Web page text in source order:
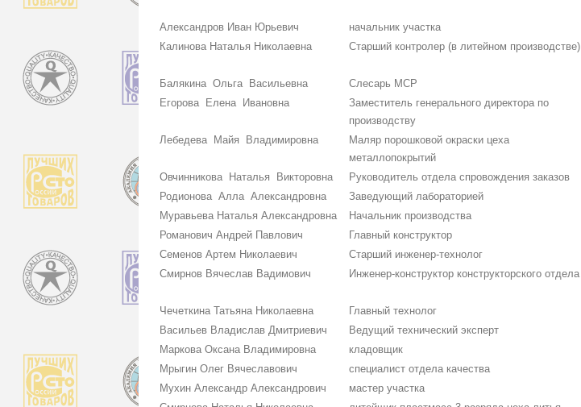
Александров Иван Юрьевич
начальник участка
Калинова Наталья Николаевна
Старший контролер (в литейном производстве)
Балякина Ольга Васильевна Слесарь МСР
Егорова Елена Ивановна
Заместитель генерального директора по
производству
Лебедева Майя Владимировна
Маляр порошковой окраски цеха
металлопокрытий
Овчинникова Наталья Викторовна Руководитель отдела спровождения заказов
Родионова Алла Александровна
Заведующий лабораторией
Муравьева Наталья Александровна
Начальник производства
Романович Андрей Павлович
Главный конструктор
Семенов Артем Николаевич
Старший инженер-технолог
Смирнов Вячеслав Вадимович
Инженер-конструктор конструкторского отдела
Чечеткина Татьяна Николаевна Главный технолог
Васильев Владислав Дмитриевич
Ведущий технический эксперт
Маркова Оксана Владимировна
кладовщик
Мрыгин Олег Вячеславович
специалист отдела качества
Мухин Александр Александрович
мастер участка